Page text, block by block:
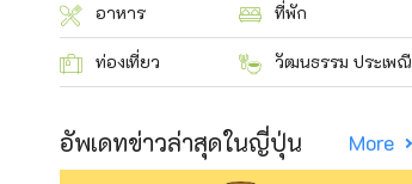
อาหาร ที่พัก
ท่องเที่ยว วัฒนธรรม ประเพณี
อัพเดทข่าวล่าสุดในญี่ปุ่น More